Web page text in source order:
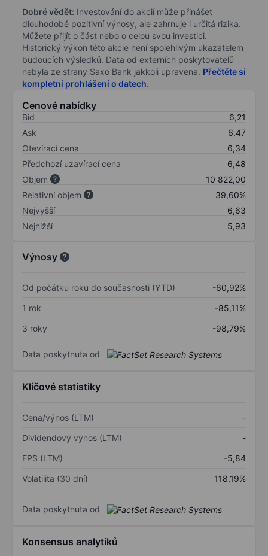
Dobré vědět: Investování do akcií může přinášet
dlouhodobé pozitivní výnosy, ale zahrnuje i určitá rizika.
Můžete přijít o část nebo o celou svou investici.
Historický výkon této akcie není spolehlivým ukazatelem
budoucích výsledků. Data od externích poskytovatelů
nebyla ze strany Saxo Bank jakkoli upravena. Přečtěte si
kompletní prohlášení o datech.
Cenové nabídky
Bid
6,21
Ask
6,47
Otevírací cena
6,34
Předchozí uzavírací cena
6,48
Objem
10 822,00
Relativní objem
39,60%
Nejvyšší
6,63
Nejnižší
5,93
Výnosy
Od počátku roku do současnosti (YTD)
-60,92%
1 rok
-85,11%
3 roky
-98,79%
Data poskytnuta od
Klíčové statistiky
Cena/výnos (LTM)
-
Dividendový výnos (LTM)
-
EPS (LTM)
-5,84
Volatilita (30 dní)
118,19%
Data poskytnuta od
Konsensus analytiků